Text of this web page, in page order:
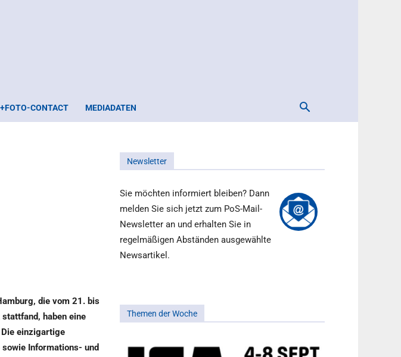
CONTACT MEDIADATEN
die vom 21. bis
haben eine
einzigartige
Informations- und
Newsletter
Sie möchten informiert bleiben? Dann
melden Sie sich jetzt zum PoS-Mail-
Newsletter an und erhalten Sie in
regelmäßigen Abständen ausgewählte
Newsartikel.
Themen der Woche